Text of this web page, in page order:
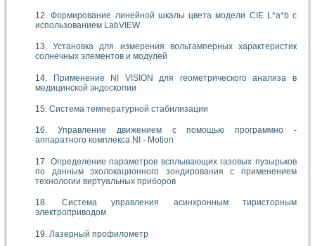
Формирование линейной шкалы цвета модели CIE L*a*b с
использованием LabVIEW
Установка для измерения вольтамперных характеристик
солнечных элементов и модулей
Применение NI VISION для геометрического анализа в
медицинской эндоскопии
Система температурной стабилизации
Управление движением с помощью программно -
аппаратного комплекса NI - Motion
Определение параметров всплывающих газовых пузырьков
по данным эхолокационного зондирования с применением
технологии виртуальных приборов
Система управления асинхронным тиристорным
электроприводом
Лазерный профилометр